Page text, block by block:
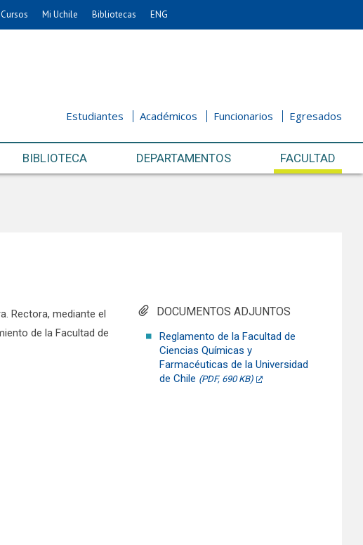
Mi Uchile Bibliotecas ENG
Estudiantes Académicos Funcionarios Egresados
BIBLIOTECA DEPARTAMENTOS FACULTAD
DOCUMENTOS ADJUNTOS
Reglamento de la Facultad de
Ciencias Químicas y
Farmacéuticas de la Universidad
de Chile (PDF, 690 KB)
Rectora, mediante el
de la Facultad de